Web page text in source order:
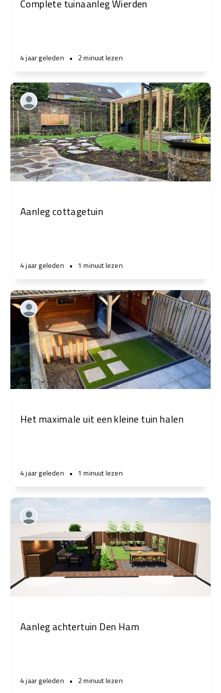
Complete tuinaanleg Wierden
4 jaar geleden • 2 minuut lezen
Aanleg cottagetuin
4 jaar geleden • 1 minuut lezen
Het maximale uit een kleine tuin halen
4 jaar geleden • 1 minuut lezen
Aanleg achtertuin Den Ham
4 jaar geleden • 2 minuut lezen